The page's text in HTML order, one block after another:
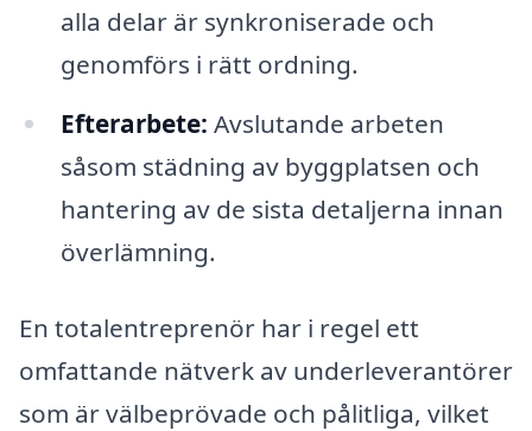
alla delar är synkroniserade och
genomförs i rätt ordning.
Efterarbete: Avslutande arbeten
såsom städning av byggplatsen och
hantering av de sista detaljerna innan
överlämning.
En totalentreprenör har i regel ett
omfattande nätverk av underleverantörer
som är välbeprövade och pålitliga, vilket